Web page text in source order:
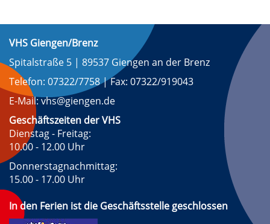
VHS Giengen/Brenz
Spitalstraße 5 | 89537 Giengen an der Brenz
Telefon: 07322/7758 | Fax: 07322/919043
E-Mail: vhs@giengen.de
Geschäftszeiten der VHS
Dienstag - Freitag:
10.00 - 12.00 Uhr
Donnerstagnachmittag:
15.00 - 17.00 Uhr
In den Ferien ist die Geschäftsstelle geschlossen